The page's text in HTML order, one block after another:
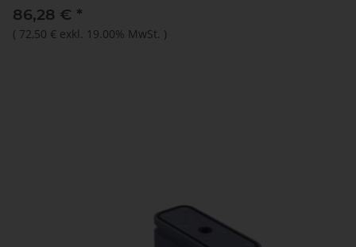
86,28 € *
( 72,50 € exkl. 19.00% MwSt. )